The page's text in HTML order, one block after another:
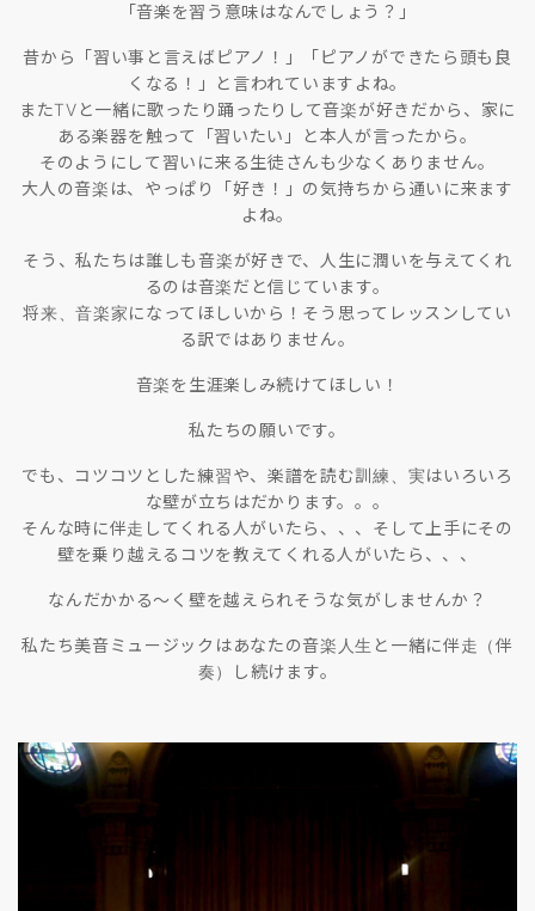
「音楽を習う意味はなんでしょう？」
昔から「習い事と言えばピアノ！」「ピアノができたら頭も良
くなる！」と言われていますよね。
またTVと一緒に歌ったり踊ったりして音楽が好きだから、家に
ある楽器を触って「習いたい」と本人が言ったから。
そのようにして習いに来る生徒さんも少なくありません。
大人の音楽は、やっぱり「好き！」の気持ちから通いに来ます
よね。
そう、私たちは誰しも音楽が好きで、人生に潤いを与えてくれ
るのは音楽だと信じています。
将来、音楽家になってほしいから！そう思ってレッスンしてい
る訳ではありません。
音楽を生涯楽しみ続けてほしい！
私たちの願いです。
でも、コツコツとした練習や、楽譜を読む訓練、実はいろいろ
な壁が立ちはだかります。。。
そんな時に伴走してくれる人がいたら、、、そして上手にその
壁を乗り越えるコツを教えてくれる人がいたら、、、
なんだかかる〜く壁を越えられそうな気がしませんか？
私たち美音ミュージックはあなたの音楽人生と一緒に伴走（伴
奏）し続けます。